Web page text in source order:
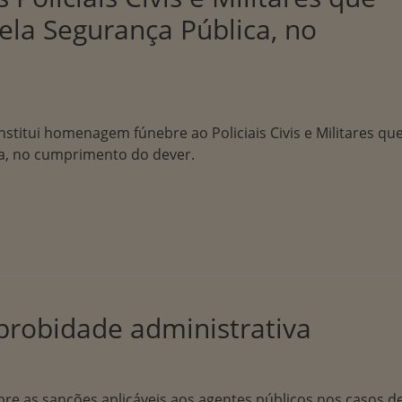
Segurança Pública, no
homenagem fúnebre ao Policiais Civis e Militares
no cumprimento do dever.
administrativa